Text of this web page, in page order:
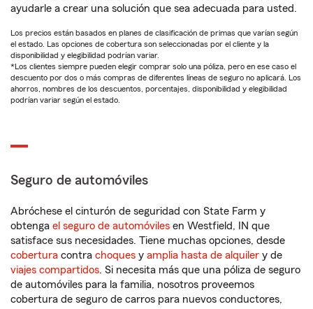
ayudarle a crear una solución que sea adecuada para usted.
Los precios están basados en planes de clasificación de primas que varían según
el estado. Las opciones de cobertura son seleccionadas por el cliente y la
disponibilidad y elegibilidad podrían variar.
*Los clientes siempre pueden elegir comprar solo una póliza, pero en ese caso el
descuento por dos o más compras de diferentes líneas de seguro no aplicará. Los
ahorros, nombres de los descuentos, porcentajes, disponibilidad y elegibilidad
podrían variar según el estado.
Seguro de automóviles
Abróchese el cinturón de seguridad con State Farm y
obtenga el seguro de automóviles en Westfield, IN que
satisface sus necesidades. Tiene muchas opciones, desde
cobertura contra choques y amplia hasta de alquiler y de
viajes compartidos. Si necesita más que una póliza de seguro
de automóviles para la familia, nosotros proveemos
cobertura de seguro de carros para nuevos conductores,